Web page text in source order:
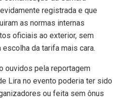
registrada e que
as normas internas
oficiais ao exterior, sem
da tarifa mais cara.
ouvidos pela reportagem
Lira no evento poderia ter sido
ou feita sem ônus